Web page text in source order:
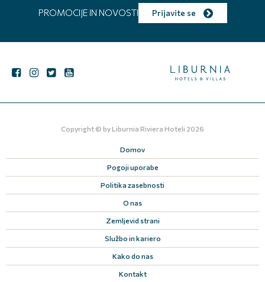
PROMOCIJE IN NOVOSTI Prijavite se
Copyright © by Liburnia Riviera Hoteli 2026
Domov
Pogoji uporabe
Politika zasebnosti
O nas
Zemljevid strani
Službo in kariero
Kako do nas
Kontakt